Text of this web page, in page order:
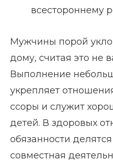
всестороннему
Мужчины порой
дому, считая это не
Выполнение
укрепляет
ссоры и служит
детей. В здоровых
обязанности
совместная